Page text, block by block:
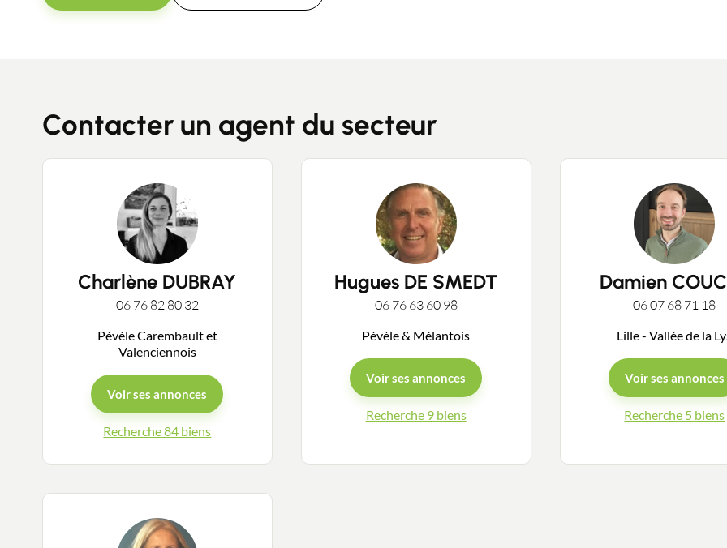
Contacter un conseiller
Contacter un agent du secteur
Charlène DUBRAY
06 76 82 80 32
Pévèle Carembault et
Valenciennois
Voir ses annonces
Recherche 84 biens
Hugues DE SMEDT
06 76 63 60 98
Pévèle & Mélantois
Voir ses annonces
Recherche 9 biens
Damien
06 07 68 71 18
Lille - Vallée de la
Voir ses annonces
Recherche 5 biens